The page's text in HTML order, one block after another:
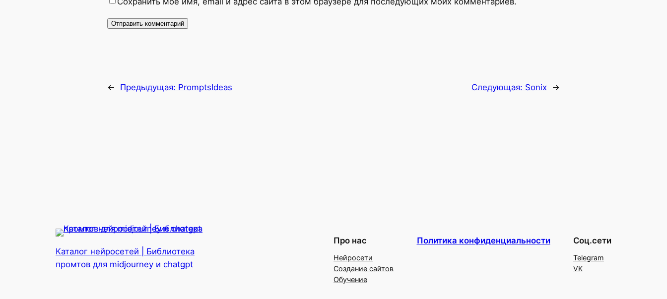
← Предыдущая: PromptsIdeas Следующая: Sonix →
Каталог нейросетей | Библиотека
промтов для midjourney и chatgpt
Про нас
Нейросети
Создание сайтов
Обучение
Политика конфиденциальности Соц.сети
Telegram
VK